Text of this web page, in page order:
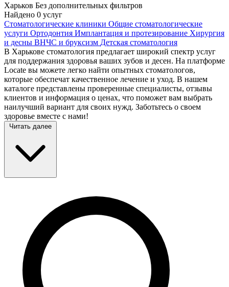
Харьков Без дополнительных фильтров
Найдено 0 услуг
Стоматологические клиники Общие стоматологические
услуги Ортодонтия Имплантация и протезирование Хирургия
и десны ВНЧС и бруксизм Детская стоматология
В Харькове стоматология предлагает широкий спектр услуг
для поддержания здоровья ваших зубов и десен. На платформе
Locate вы можете легко найти опытных стоматологов,
которые обеспечат качественное лечение и уход. В нашем
каталоге представлены проверенные специалисты, отзывы
клиентов и информация о ценах, что поможет вам выбрать
наилучший вариант для своих нужд. Заботьтесь о своем
здоровье вместе с нами!
Читать далее